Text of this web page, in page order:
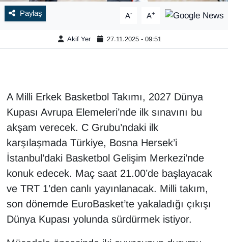
Paylaş A- A+
Akif Yer 27.11.2025 - 09:51
A Milli Erkek Basketbol Takımı, 2027 Dünya
Kupası Avrupa Elemeleri’nde ilk sınavını bu
akşam verecek. C Grubu’ndaki ilk
karşılaşmada Türkiye, Bosna Hersek’i
İstanbul’daki Basketbol Gelişim Merkezi’nde
konuk edecek. Maç saat 21.00’de başlayacak
ve TRT 1’den canlı yayınlanacak. Milli takım,
son dönemde EuroBasket’te yakaladığı çıkışı
Dünya Kupası yolunda sürdürmek istiyor.